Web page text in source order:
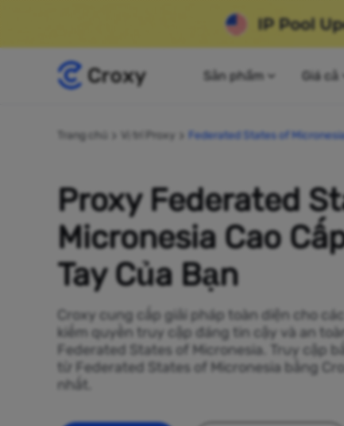
Sản phẩm Giá cả
Trang chủ Vị trí Proxy Federated States of
Proxy Federated
Micronesia Cao
Tay Của Bạn
Croxy cung cấp giải pháp toàn diện cho
kiếm quyền truy cập đáng tin cậy và an
Federated States of Micronesia. Truy cập
từ Federated States of Micronesia bằng
nhất.